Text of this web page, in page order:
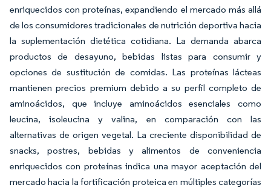
enriquecidos con proteínas, expandiendo el mercado más allá
de los consumidores tradicionales de nutrición deportiva hacia
la suplementación dietética cotidiana. La demanda abarca
productos de desayuno, bebidas listas para consumir y
opciones de sustitución de comidas. Las proteínas lácteas
mantienen precios premium debido a su perfil completo de
aminoácidos, que incluye aminoácidos esenciales como
leucina, isoleucina y valina, en comparación con las
alternativas de origen vegetal. La creciente disponibilidad de
snacks, postres, bebidas y alimentos de conveniencia
enriquecidos con proteínas indica una mayor aceptación del
mercado hacia la fortificación proteica en múltiples categorías